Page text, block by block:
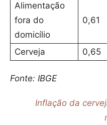
Alimentação
fora do
domicílio
0,61
Cerveja 0,65
Fonte: IBGE
Inflação da